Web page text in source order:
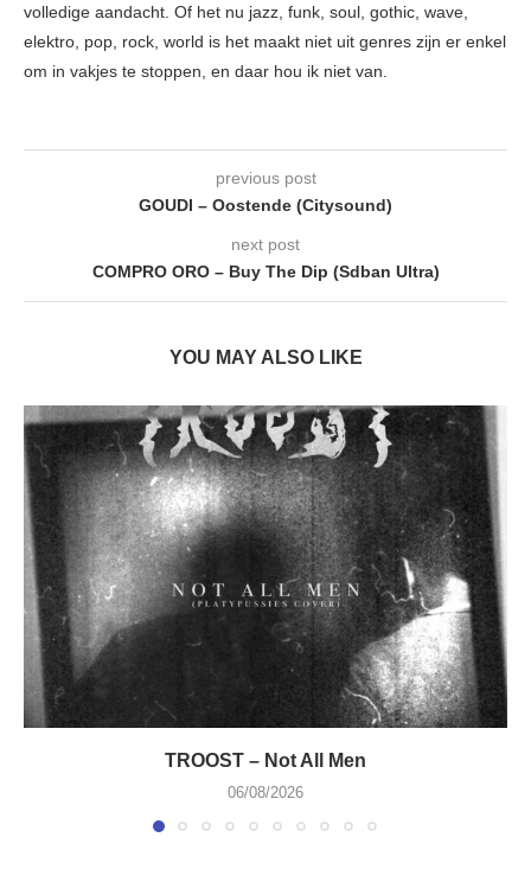
volledige aandacht. Of het nu jazz, funk, soul, gothic, wave,
elektro, pop, rock, world is het maakt niet uit genres zijn er enkel
om in vakjes te stoppen, en daar hou ik niet van.
previous post
GOUDI – Oostende (Citysound)
next post
COMPRO ORO – Buy The Dip (Sdban Ultra)
YOU MAY ALSO LIKE
TROOST – Not All Men
06/08/2026